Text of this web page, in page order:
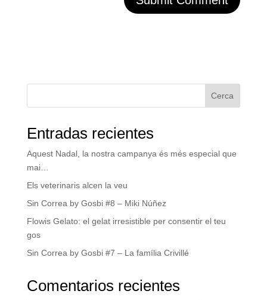
Cerca
Entradas recientes
Aquest Nadal, la nostra campanya és més especial que
mai…
Els veterinaris alcen la veu
Sin Correa by Gosbi #8 – Miki Núñez
Flowis Gelato: el gelat irresistible per consentir el teu
gos
Sin Correa by Gosbi #7 – La família Crivillé
Comentarios recientes